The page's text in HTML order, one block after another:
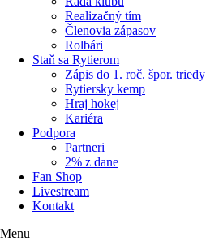
Realizačný tím
Členovia zápasov
Rolbári
Staň sa Rytierom
Zápis do 1. roč. špor. triedy
Rytiersky kemp
Hraj hokej
Kariéra
Podpora
Partneri
2% z dane
Fan Shop
Livestream
Kontakt
Menu